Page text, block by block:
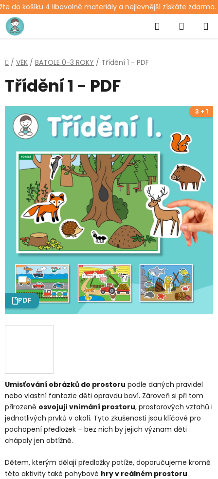
do košíku 4 libovolné materiály a nejlevnější získáte zdarma.
Přejít
na
obsah
Hledat
KOŠÍK
Domů
/ VĚK / BATOLE 0-3 ROKY / Třídění 1 - PDF
Umisťování obrázků do prostoru podle daných pravidel
nebo vlastní fantazie děti opravdu baví. Zároveň si při tom
přirozeně osvojují vnímání prostoru, prostorových vztahů i
jednotlivých prvků v okolí. Tyto zkušenosti jsou klíčové pro
pochopení předložek – bez nich by jejich význam děti
chápaly jen obtížně.
Dětem, kterým dělají předložky potíže, doporučujeme kromě
této aktivity také pohybové hry v reálném prostoru.
Třídění 1 - PDF
3 + 1
PDF